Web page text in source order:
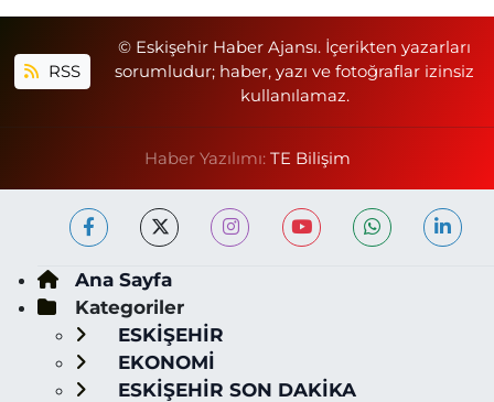
RSS
© Eskişehir Haber Ajansı. İçerikten yazarları
sorumludur; haber, yazı ve fotoğraflar izinsiz
kullanılamaz.
Haber Yazılımı: TE Bilişim
Ana Sayfa
Kategoriler
ESKİŞEHİR
EKONOMİ
ESKİŞEHİR SON DAKİKA